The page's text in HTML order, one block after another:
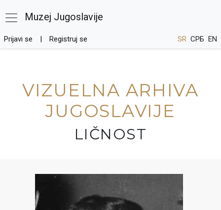
Muzej Jugoslavije
Prijavi se Registruj se SR СРБ EN
VIZUELNA ARHIVA
JUGOSLAVIJE
LIČNOST